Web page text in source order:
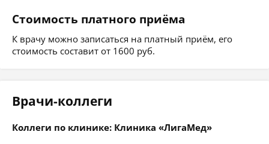
Стоимость платного приёма
К врачу можно записаться на платный приём, его
стоимость составит от 1600 руб.
Врачи-коллеги
Коллеги по клинике: Клиника «ЛигаМед»